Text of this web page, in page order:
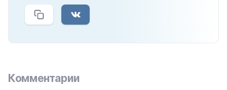
Комментарии